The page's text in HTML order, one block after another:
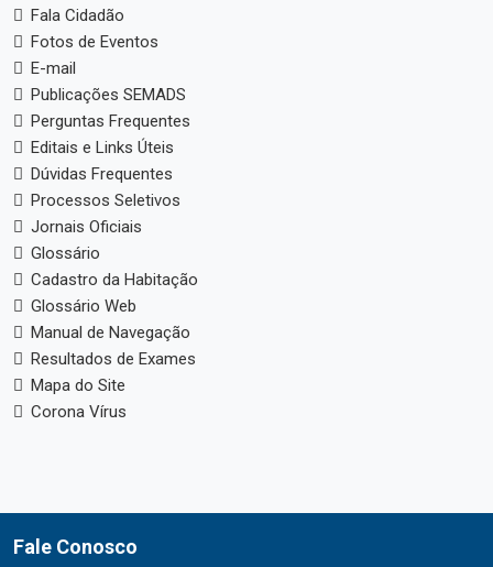
Fala Cidadão
Fotos de Eventos
E-mail
Publicações SEMADS
Perguntas Frequentes
Editais e Links Úteis
Dúvidas Frequentes
Processos Seletivos
Jornais Oficiais
Glossário
Cadastro da Habitação
Glossário Web
Manual de Navegação
Resultados de Exames
Mapa do Site
Corona Vírus
Fale Conosco